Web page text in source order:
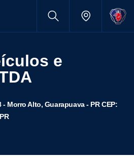
- Morro Alto, Guarapuava - PR CEP: